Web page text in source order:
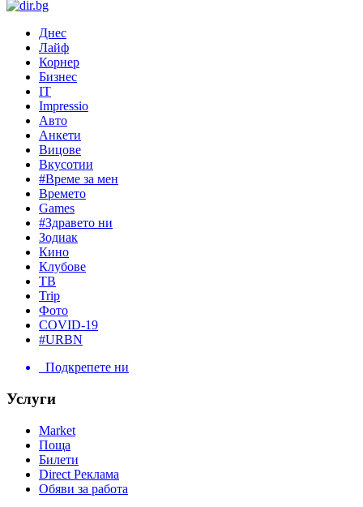
Днес
Лайф
Корнер
Бизнес
IT
Impressio
Авто
Анкети
Вицове
Вкусотии
#Време за мен
Времето
Games
#Здравето ни
Зодиак
Кино
Клубове
ТВ
Trip
Фото
COVID-19
#URBN
Подкрепете ни
Услуги
Market
Поща
Билети
Direct Реклама
Обяви за работа